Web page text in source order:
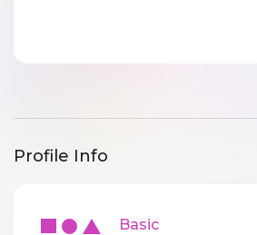
Profile Info
Basic